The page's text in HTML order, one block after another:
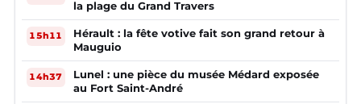
la plage du Grand Travers
15h11
Hérault : la fête votive fait son grand retour à
Mauguio
14h37
Lunel : une pièce du musée Médard exposée
au Fort Saint-André